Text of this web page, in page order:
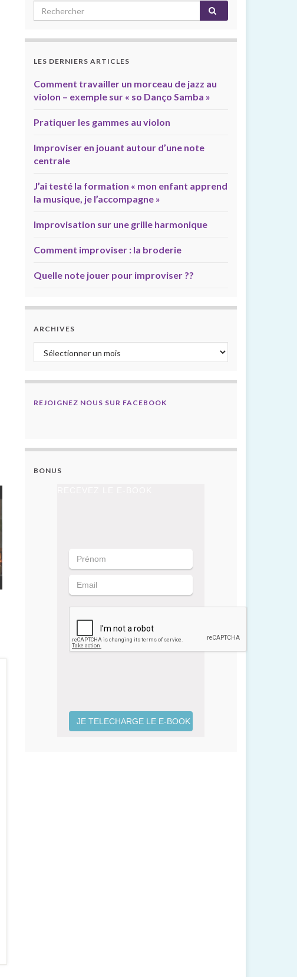
LES DERNIERS ARTICLES
Comment travailler un morceau de jazz au
violon – exemple sur « so Danço Samba »
Pratiquer les gammes au violon
Improviser en jouant autour d’une note
centrale
J’ai testé la formation « mon enfant apprend
la musique, je l’accompagne »
Improvisation sur une grille harmonique
Comment improviser : la broderie
Quelle note jouer pour improviser ??
ARCHIVES
Archives
REJOIGNEZ NOUS SUR FACEBOOK
BONUS
JE TELECHARGE LE E-BOOK